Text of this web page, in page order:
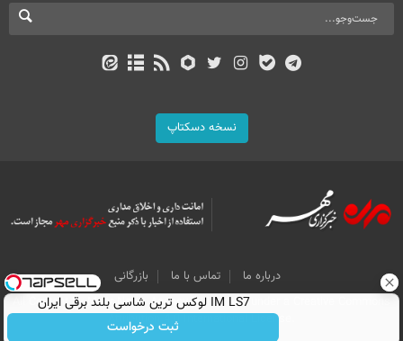
نسخه دسکتاپ
درباره ما تماس با ما
بازرگانی
All Content by Mehr News Agency is licensed under a Creative Commons
Attribution 4.0 International License.
IM LS7 لوکس ترین شاسی بلند برقی ایران
ثبت درخواست